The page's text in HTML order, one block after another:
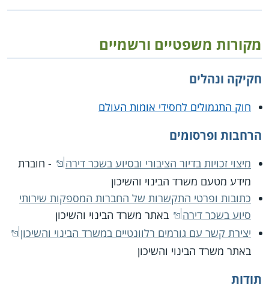
מקורות משפטיים ורשמיים
חקיקה ונהלים
חוק התגמולים לחסידי אומות העולם
הרחבות ופרסומים
מיצוי זכויות בדיור הציבורי ובסיוע בשכר דירה
- חוברת
מידע מטעם משרד הבינוי והשיכון
כתובות ופרטי התקשרות של החברות המספקות שירותי
סיוע בשכר דירה
באתר משרד הבינוי והשיכון
יצירת קשר עם גורמים רלוונטיים במשרד הבינוי והשיכון
באתר משרד הבינוי והשיכון
תודות